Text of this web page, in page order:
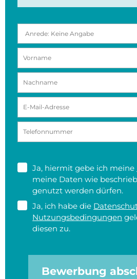
Ja, hiermit gebe ich meine
meine Daten wie
genutzt werden dürfen.
Ja, ich habe die
Nutzungsbedingungen
diesen zu.
Bewerbung